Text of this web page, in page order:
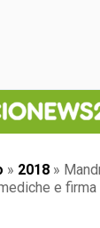
» 2018 »
e firma